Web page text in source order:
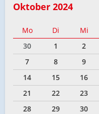
Oktober 2024
Mo Di Mi
30
1 2
7
8 9
14
15 16
21
22 23
28
29 30